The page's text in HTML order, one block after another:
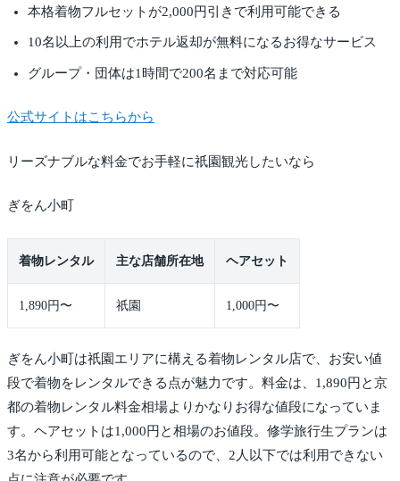
本格着物フルセットが2,000円引きで利用可能できる
10名以上の利用でホテル返却が無料になるお得なサービス
グループ・団体は1時間で200名まで対応可能
公式サイトはこちらから
リーズナブルな料金でお手軽に祇園観光したいなら
ぎをん小町
着物レンタル 主な店舗所在地 ヘアセット
1,890円〜 祇園 1,000円〜
ぎをん小町は祇園エリアに構える着物レンタル店で、お安い値
段で着物をレンタルできる点が魅力です。料金は、1,890円と京
都の着物レンタル料金相場よりかなりお得な値段になっていま
す。ヘアセットは1,000円と相場のお値段。修学旅行生プランは
3名から利用可能となっているので、2人以下では利用できない